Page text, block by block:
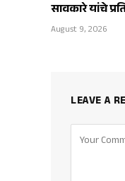
सावकारे यांचे
August 9, 2026
LEAVE A